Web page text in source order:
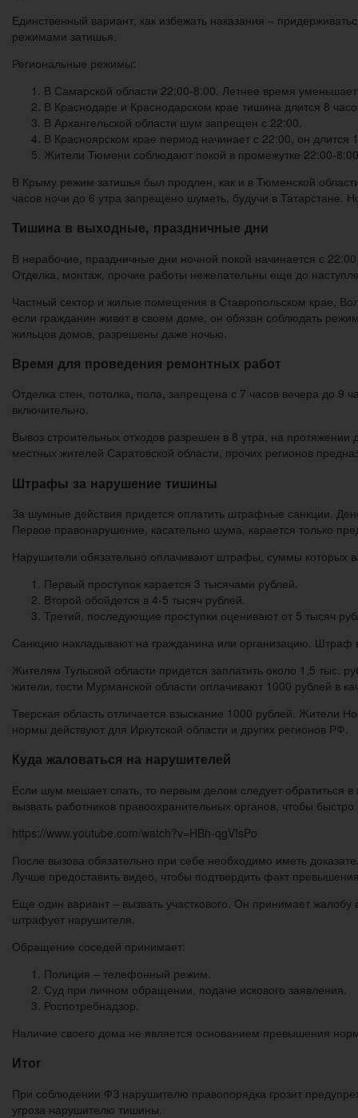
Единственный вариант, как избежать наказания –
режимами затишья.
Региональные режимы:
В Самарской области 22:00-8:00. Летнее время
В Краснодаре и Краснодарском крае тишина длится 8
В Архангельской области шум запрещен с 22:00.
В Красноярском крае период начинает с 22:00, он длится
Жители Тюмени соблюдают покой в промежутке 22:00-
В Крыму режим затишья был продлен, как и в Тюменской
часов ночи до 6 утра запрещено шуметь, будучи в Татарстане.
Тишина в выходные, праздничные дни
В нерабочие, праздничные дни ночной покой начинается с
Отделка, монтаж, прочие работы нежелательны еще до
Частный сектор и жилые помещения в Ставропольском крае,
если гражданин живет в своем доме, он обязан соблюдать
жильцов домов, разрешены даже ночью.
Время для проведения ремонтных работ
Отделка стен, потолка, пола, запрещена с 7 часов вечера до
включительно.
Вывоз строительных отходов разрешен в 8 утра, на
местных жителей Саратовской области, прочих регионов
Штрафы за нарушение тишины
За шумные действия придется оплатить штрафные санкции.
Первое правонарушение, касательно шума, карается только
Нарушители обязательно оплачивают штрафы, суммы которых
Первый проступок карается 3 тысячами рублей.
Второй обойдется в 4-5 тысяч рублей.
Третий, последующие проступки оценивают от 5 тысяч
Санкцию накладывают на гражданина или организацию. Штраф
Жителям Тульской области придется заплатить около 1,5 тыс.
жители, гости Мурманской области оплачивают 1000 рублей в
Тверская область отличается взыскание 1000 рублей. Жители
нормы действуют для Иркутской области и других регионов РФ.
Куда жаловаться на нарушителей
Если шум мешает спать, то первым делом следует
вызвать работников правоохранительных органов, чтобы
https://www.youtube.com/watch?v=HBh-qgVIsPo
После вызова обязательно при себе необходимо иметь
Лучше предоставить видео, чтобы подтвердить факт
Еще один вариант – вызвать участкового. Он принимает
штрафует нарушителя.
Обращение соседей принимает:
Полиция – телефонный режим.
Суд при личном обращении, подаче искового заявления.
Роспотребнадзор.
Наличие своего дома не является основанием превышения
Итог
При соблюдении ФЗ нарушителю правопорядка грозит
угроза нарушителю тишины.